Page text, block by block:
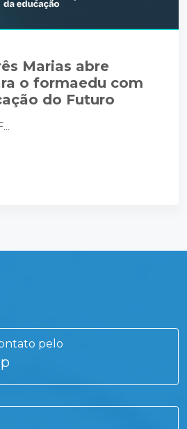
Marias abre
o formaedu com
do Futuro
pelo